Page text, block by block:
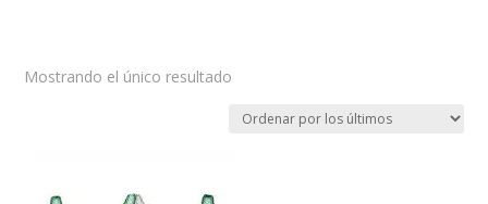
Mostrando el único resultado